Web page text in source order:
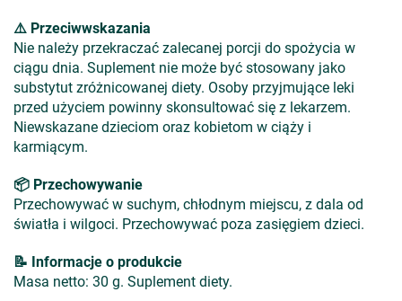
⚠️ Przeciwwskazania
Nie należy przekraczać zalecanej porcji do spożycia w
ciągu dnia. Suplement nie może być stosowany jako
substytut zróżnicowanej diety. Osoby przyjmujące leki
przed użyciem powinny skonsultować się z lekarzem.
Niewskazane dzieciom oraz kobietom w ciąży i
karmiącym.
📦 Przechowywanie
Przechowywać w suchym, chłodnym miejscu, z dala od
światła i wilgoci. Przechowywać poza zasięgiem dzieci.
📝 Informacje o produkcie
Masa netto: 30 g. Suplement diety.